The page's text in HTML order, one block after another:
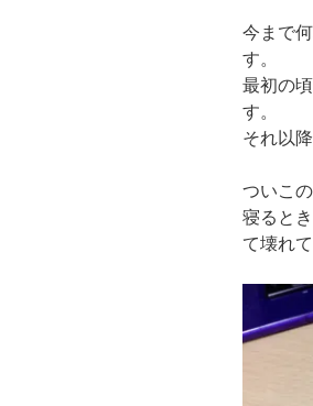
今まで
す。
最初の
す。
それ以
ついこ
寝ると
て壊れ